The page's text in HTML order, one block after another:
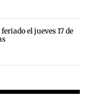
el jueves 17 de